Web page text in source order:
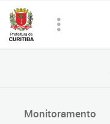
Monitoramento